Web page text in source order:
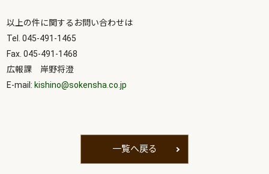
以上の件に関するお問い合わせは
Tel. 045-491-1465
Fax. 045-491-1468
広報課 岸野将澄
E-mail: kishino@sokensha.co.jp
一覧へ戻る